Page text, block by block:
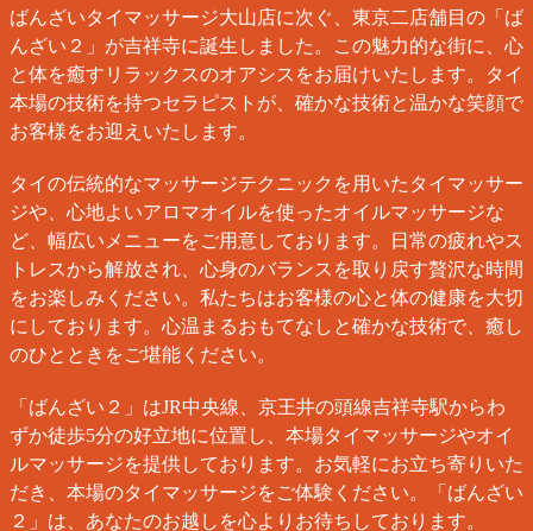
ばんざいタイマッサージ大山店に次ぐ、東京二店舗目の「ば
んざい２」が吉祥寺に誕生しました。この魅力的な街に、心
と体を癒すリラックスのオアシスをお届けいたします。タイ
本場の技術を持つセラピストが、確かな技術と温かな笑顔で
お客様をお迎えいたします。
タイの伝統的なマッサージテクニックを用いたタイマッサー
ジや、心地よいアロマオイルを使ったオイルマッサージな
ど、幅広いメニューをご用意しております。日常の疲れやス
トレスから解放され、心身のバランスを取り戻す贅沢な時間
をお楽しみください。私たちはお客様の心と体の健康を大切
にしております。心温まるおもてなしと確かな技術で、癒し
のひとときをご堪能ください。
「ばんざい２」はJR中央線、京王井の頭線吉祥寺駅からわ
ずか徒歩5分の好立地に位置し、本場タイマッサージやオイ
ルマッサージを提供しております。お気軽にお立ち寄りいた
だき、本場のタイマッサージをご体験ください。「ばんざい
２」は、あなたのお越しを心よりお待ちしております。